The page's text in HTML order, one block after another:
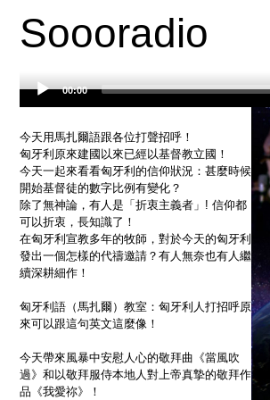
Soooradio
Audio
00:00
今天用馬扎爾語跟各位打聲招呼！
匈牙利原來建國以來已經以基督教立國！
今天一起來看看匈牙利的信仰狀況：甚麼時候
開始基督徒的數字比例有變化？
除了無神論，有人是「折衷主義者」! 信仰都
可以折衷，長知識了！
在匈牙利宣教多年的牧師，對於今天的匈牙利
發出一個怎樣的代禱邀請？有人無奈也有人繼
續深耕細作！
匈牙利語（馬扎爾）教室：匈牙利人打招呼原
來可以跟這句英文這麼像！
今天帶來風暴中安慰人心的敬拜曲《當風吹
過》和以敬拜服侍本地人對上帝真摯的敬拜作
品《我愛祢》！